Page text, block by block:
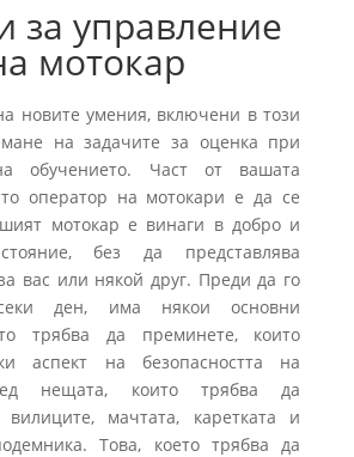
за управление
мотокар
новите умения, включени в този
на задачите за оценка при
обучението. Част от вашата
оператор на мотокари е да се
мотокар е винаги в добро и
без да представлява
вас или някой друг. Преди да го
ден, има някои основни
трябва да преминете, които
аспект на безопасността на
нещата, които трябва да
мачтата, каретката и
Това, което трябва да